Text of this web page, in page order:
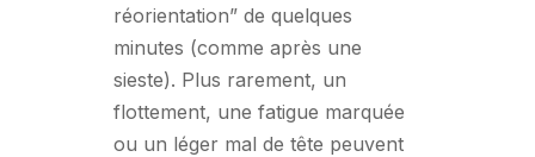
réorientation” de quelques
minutes (comme après une
sieste). Plus rarement, un
flottement, une fatigue marquée
ou un léger mal de tête peuvent